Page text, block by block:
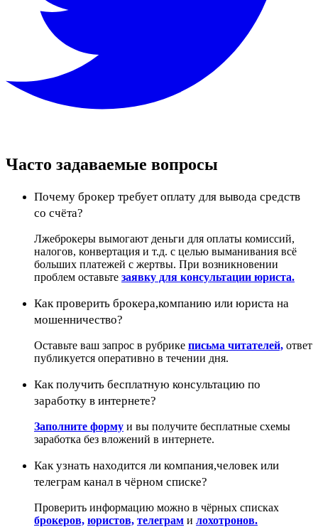
Часто задаваемые вопросы
Почему брокер требует оплату для вывода средств
со счёта?
Лжеброкеры вымогают деньги для оплаты комиссий,
налогов, конвертация и т.д. с целью выманивания всё
больших платежей с жертвы. При возникновении
проблем оставьте заявку для консультации юриста.
Как проверить брокера,компанию или юриста на
мошенничество?
Оставьте ваш запрос в рубрике письма читателей, ответ
публикуется оперативно в течении дня.
Как получить бесплатную консультацию по
заработку в интернете?
Заполните форму и вы получите бесплатные схемы
заработка без вложений в интернете.
Как узнать находится ли компания,человек или
телеграм канал в чёрном списке?
Проверить информацию можно в чёрных списках
брокеров, юристов, телеграм и лохотронов.